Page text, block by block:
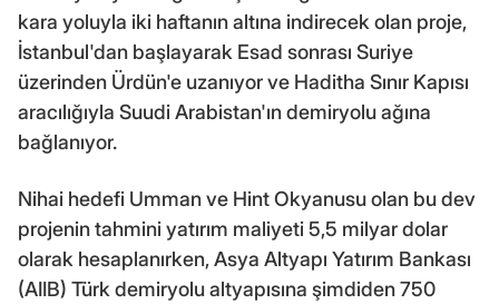
kara yoluyla iki haftanın altına indirecek olan proje,
İstanbul'dan başlayarak Esad sonrası Suriye
üzerinden Ürdün'e uzanıyor ve Haditha Sınır Kapısı
aracılığıyla Suudi Arabistan'ın demiryolu ağına
bağlanıyor.
Nihai hedefi Umman ve Hint Okyanusu olan bu dev
projenin tahmini yatırım maliyeti 5,5 milyar dolar
olarak hesaplanırken, Asya Altyapı Yatırım Bankası
(AIIB) Türk demiryolu altyapısına şimdiden 750